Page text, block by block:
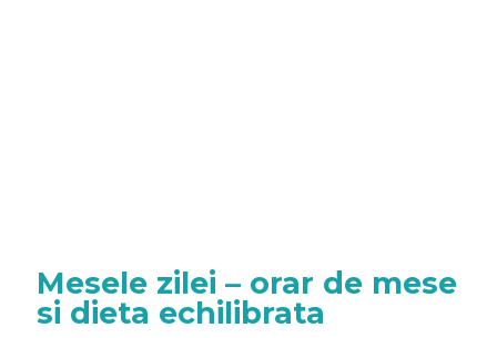
Mesele zilei – orar de mese
si dieta echilibrata